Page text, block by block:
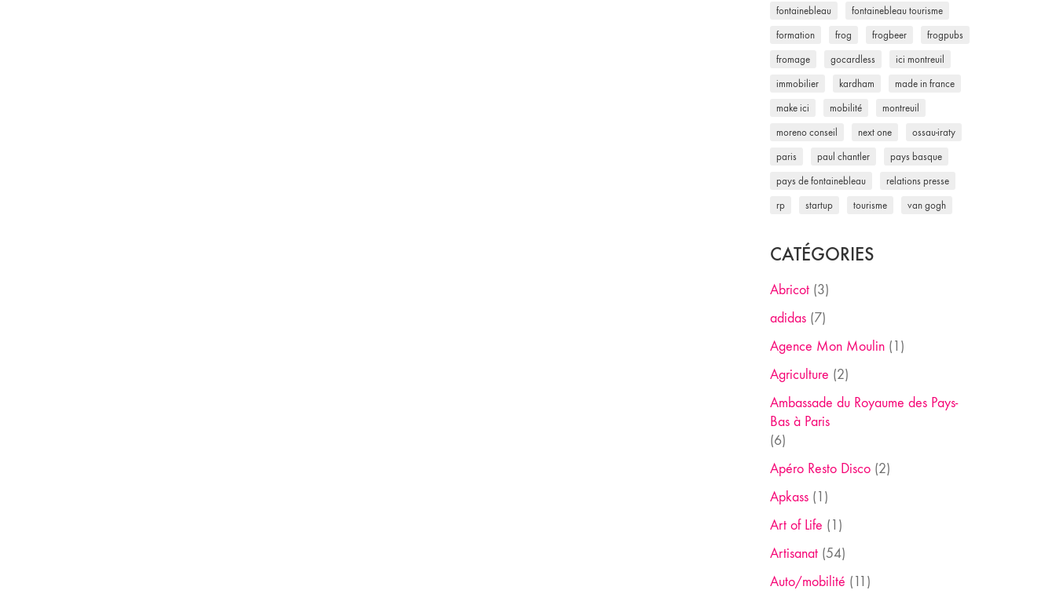
fontainebleau fontainebleau tourisme
formation frog frogbeer frogpubs
fromage gocardless ici montreuil
immobilier kardham made in france
make ici mobilité montreuil
moreno conseil next one ossau-iraty
paris paul chantler pays basque
pays de fontainebleau relations presse
rp startup tourisme van gogh
CATÉGORIES
Abricot(3)
adidas(7)
Agence Mon Moulin(1)
Agriculture (2)
Ambassade du Royaume des Pays-
Bas à Paris
(6)
Apéro Resto Disco(2)
Apkass(1)
Art of Life (1)
Artisanat(54)
Auto/mobilité (11)